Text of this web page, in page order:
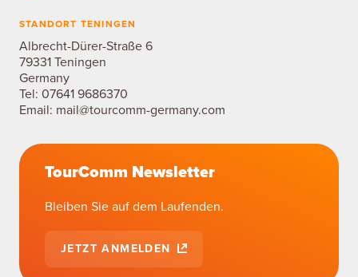
STANDORT TENINGEN
Albrecht-Dürer-Straße 6
79331 Teningen
Germany
Tel: 07641 9686370
Email: mail@tourcomm-germany.com
TourComm Newsletter
Bleiben Sie auf dem Laufenden.
JETZT ANMELDEN